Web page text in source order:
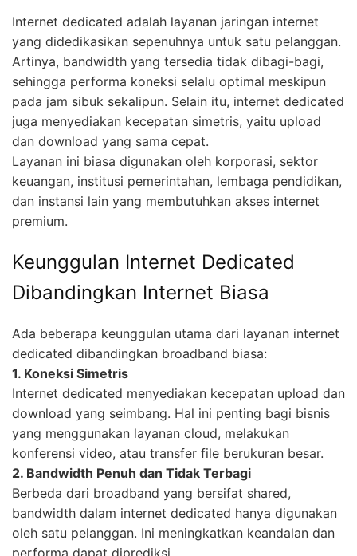
Internet dedicated adalah layanan jaringan internet
yang didedikasikan sepenuhnya untuk satu pelanggan.
Artinya, bandwidth yang tersedia tidak dibagi-bagi,
sehingga performa koneksi selalu optimal meskipun
pada jam sibuk sekalipun. Selain itu, internet dedicated
juga menyediakan kecepatan simetris, yaitu upload
dan download yang sama cepat.
Layanan ini biasa digunakan oleh korporasi, sektor
keuangan, institusi pemerintahan, lembaga pendidikan,
dan instansi lain yang membutuhkan akses internet
premium.
Keunggulan Internet Dedicated
Dibandingkan Internet Biasa
Ada beberapa keunggulan utama dari layanan internet
dedicated dibandingkan broadband biasa:
1. Koneksi Simetris
Internet dedicated menyediakan kecepatan upload dan
download yang seimbang. Hal ini penting bagi bisnis
yang menggunakan layanan cloud, melakukan
konferensi video, atau transfer file berukuran besar.
2. Bandwidth Penuh dan Tidak Terbagi
Berbeda dari broadband yang bersifat shared,
bandwidth dalam internet dedicated hanya digunakan
oleh satu pelanggan. Ini meningkatkan keandalan dan
performa dapat diprediksi.